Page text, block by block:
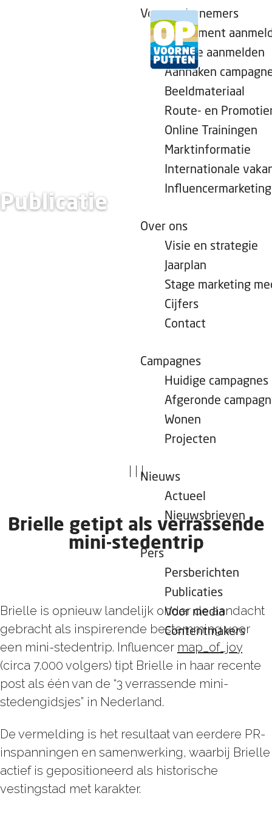
h
Voor ondernemers
Evenement
Locatie aanmelden
Aanhaken
Beeldmateriaal
Route- en
Online Trainingen
Marktinformatie
Internationale
Influencermarketing
Over ons
Visie en strategie
Jaarplan
Stage marketing
Cijfers
Contact
Campagnes
Huidige campagnes
Afgeronde
Wonen
Projecten
Nieuws
Actueel
Nieuwsbrieven
Pers
Persberichten
Publicaties
Voor media
Contentmakers
Publicatie
|
Brielle getipt als verrassende
mini-stedentrip
Brielle is opnieuw landelijk onder de aandacht
gebracht als inspirerende bestemming voor
een mini-stedentrip. Influencer map_of_joy
(circa 7.000 volgers) tipt Brielle in haar recente
post als één van de “3 verrassende mini-
stedengidsjes” in Nederland.
De vermelding is het resultaat van eerdere PR-
inspanningen en samenwerking, waarbij Brielle
actief is gepositioneerd als historische
vestingstad met karakter.